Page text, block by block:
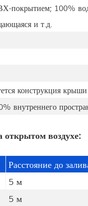
покрытием; 100%
и т.д.
конструкция
внутреннего
открытом воздухе:
Расстояние до
5 м
5 м